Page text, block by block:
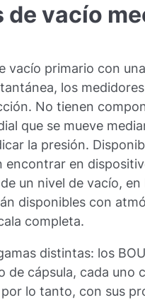
de vacío
vacío primario con
los
No tienen
que se mueve
la presión.
encontrar en
un nivel de vacío,
disponibles con
completa.
distintas: los
de cápsula, cada uno
lo tanto, con sus